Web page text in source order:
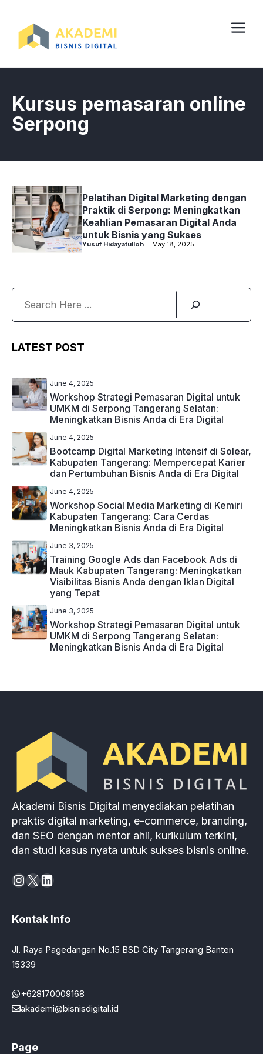
content
Kursus pemasaran online
Serpong
Pelatihan Digital Marketing dengan
Praktik di Serpong: Meningkatkan
Keahlian Pemasaran Digital Anda
untuk Bisnis yang Sukses
Yusuf Hidayatulloh May 18, 2025
Search
LATEST POST
June 4, 2025
Workshop Strategi Pemasaran Digital untuk
UMKM di Serpong Tangerang Selatan:
Meningkatkan Bisnis Anda di Era Digital
June 4, 2025
Bootcamp Digital Marketing Intensif di Solear,
Kabupaten Tangerang: Mempercepat Karier
dan Pertumbuhan Bisnis Anda di Era Digital
June 4, 2025
Workshop Social Media Marketing di Kemiri
Kabupaten Tangerang: Cara Cerdas
Meningkatkan Bisnis Anda di Era Digital
June 3, 2025
Training Google Ads dan Facebook Ads di
Mauk Kabupaten Tangerang: Meningkatkan
Visibilitas Bisnis Anda dengan Iklan Digital
yang Tepat
June 3, 2025
Workshop Strategi Pemasaran Digital untuk
UMKM di Serpong Tangerang Selatan:
Meningkatkan Bisnis Anda di Era Digital
Akademi Bisnis Digital menyediakan pelatihan
praktis digital marketing, e-commerce, branding,
dan SEO dengan mentor ahli, kurikulum terkini,
dan studi kasus nyata untuk sukses bisnis online.
Instagram
X LinkedIn
Kontak Info
Jl. Raya Pagedangan No.15 BSD City Tangerang Banten
15339
+628170009168
akademi@bisnisdigital.id
Page